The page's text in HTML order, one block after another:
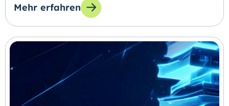
Mehr erfahren
zum Thema: Erstellung von differenzierten